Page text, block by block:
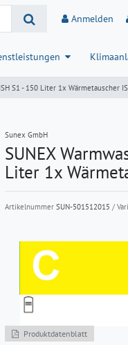
Anmelden
S1 - 150 Liter 1x Wärmetauscher
Sunex GmbH
SUNEX
Liter 1x
Artikelnummer SUN-501512015 /
Produktdatenblatt